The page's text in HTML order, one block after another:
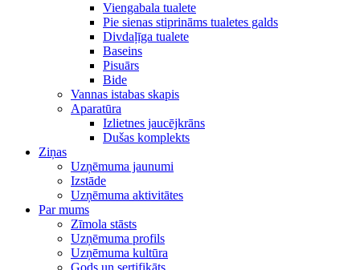
Viengabala tualete
Pie sienas stiprināms tualetes galds
Divdaļīga tualete
Baseins
Pisuārs
Bide
Vannas istabas skapis
Aparatūra
Izlietnes jaucējkrāns
Dušas komplekts
Ziņas
Uzņēmuma jaunumi
Izstāde
Uzņēmuma aktivitātes
Par mums
Zīmola stāsts
Uzņēmuma profils
Uzņēmuma kultūra
Gods un sertifikāts